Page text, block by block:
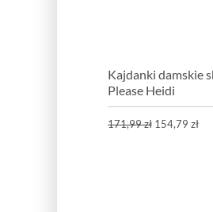
Kajdanki damskie
Please Heidi
171,99 zł 154,79 zł